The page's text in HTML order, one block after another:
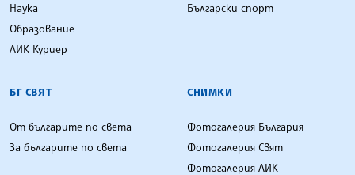
Наука
Образование
ЛИК Куриер
Български спорт
БГ СВЯТ
От българите по света
За българите по света
СНИМКИ
Фотогалерия България
Фотогалерия Свят
Фотогалерия ЛИК